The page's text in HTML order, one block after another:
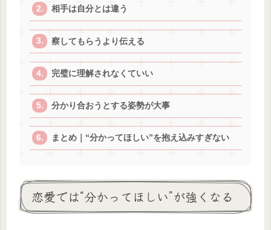
相手は自分とは違う
察してもらうより伝える
完璧に理解されなくていい
分かり合おうとする姿勢が大事
まとめ｜“分かってほしい”を抱え込みすぎない
恋愛では“分かってほしい”が強くなる